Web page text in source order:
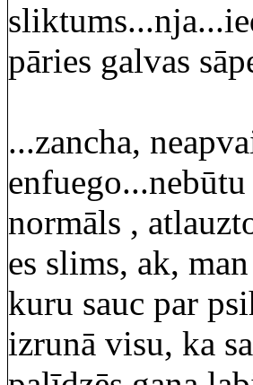
pāries galvas
...zancha,
normāls ,
es slims, ak,
kuru sauc par
izrunā visu, ka